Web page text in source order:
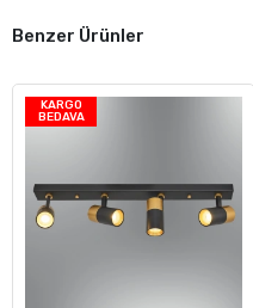
Benzer Ürünler
KARGO
BEDAVA